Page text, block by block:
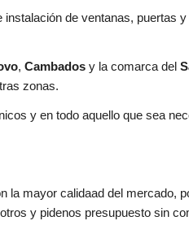
de ventanas, puertas
,Cambados y la comarca del
zonas.
y en todo aquello que sea
mayor calidaad del mercado,
y pidenos presupuesto sin